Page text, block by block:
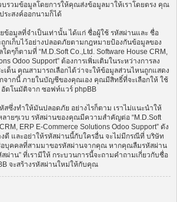
บรวมข้อมูลโดยการให้คุณส่งข้อมูลมาให้เราโดยตรง คุณ
ระสงค์ออกนามก็ได้
อมูลที่จำเป็นเท่านั้น ได้แก่ ชื่อผู้ใช้ รหัสผ่านและ ชื่อ
กเก็บไว้อย่างปลอดภัยตามกฎหมายป้องกันข้อมูลของ
ดๆก็ตามที่ “M.D.Soft Co.,Ltd. Software House CRM,
Odoo Support” ต้องการเพิ่มเติมในระหว่างการลง
เด็น คุณสามารถเลือกได้ว่าจะให้ข้อมูลส่วนไหนถูกแสดง
จากนี้ ภายในบัญชีของคุณเอง คุณมีสิทธิ์ที่จะเลือกให้ ใช้
อัตโนมัติจาก ซอฟท์แวร์ phpBB
สซึ่งทำให้มันปลอดภัย อย่างไรก็ตาม เราไม่แนะนำให้
ายๆเวบ รหัสผ่านของคุณมีความสำคัญต่อ “M.D.Soft
ERP E-Commerce Solutions Odoo Support” ดัง
ดี และอย่าให้รหัสผ่านนี้กับใครอื่น จะไม่มีกรณีที่ บริษัท
รือบุคคลที่สามมาขอรหัสผ่านจากคุณ หากคุณลืมรหัสผ่าน
ผ่าน” ที่เรามีให้ กระบวนการนี้จะถามคำถามเกี่ยวกับชื่อ
จะสร้างรหัสผ่านใหม่ให้กับคุณ